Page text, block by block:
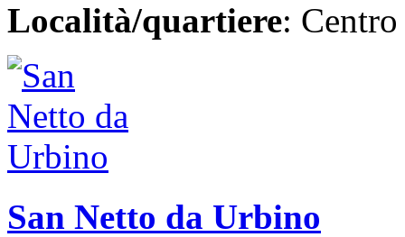
Località/quartiere:
San Netto da Urbino